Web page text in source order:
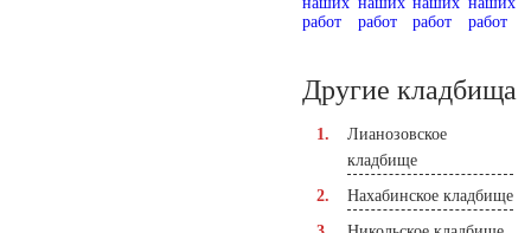
Другие кладбища
Лианозовское
кладбище
Нахабинское кладбище